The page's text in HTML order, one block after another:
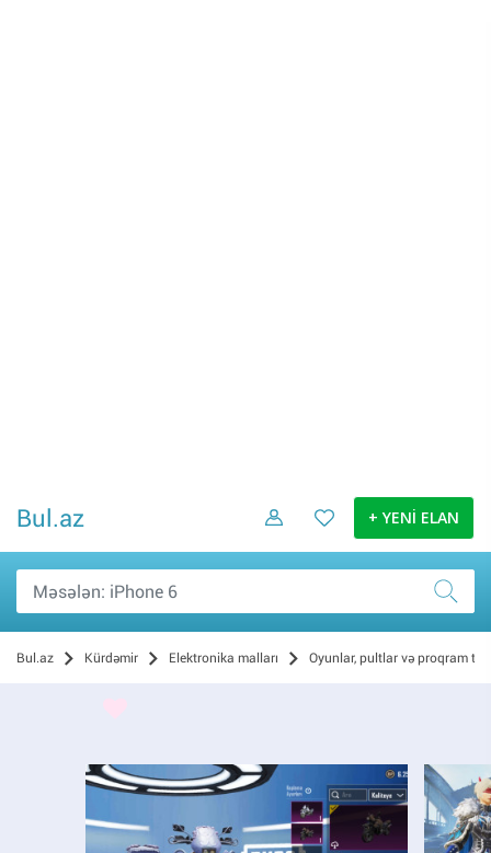
Bul.az + YENİ ELAN
Bul.az Kürdəmir Elektronika malları Oyunlar, pultlar və proqram